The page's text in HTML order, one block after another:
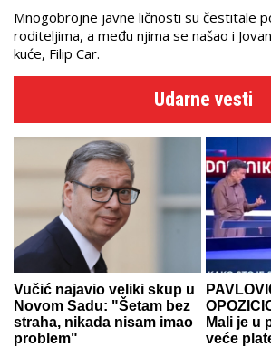
Mnogobrojne javne ličnosti su čestitale
roditeljima, a među njima se našao i
kuće, Filip Car.
Udarne vesti
Vučić najavio veliki skup u
Novom Sadu: "Šetam bez
straha, nikada nisam imao
problem"
Mali je u
veće